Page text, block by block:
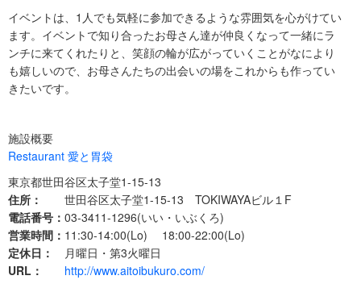
イベントは、1人でも気軽に参加できるような雰囲気を心がけてい
ます。イベントで知り合ったお母さん達が仲良くなって一緒にラ
ンチに来てくれたりと、笑顔の輪が広がっていくことがなにより
も嬉しいので、お母さんたちの出会いの場をこれからも作ってい
きたいです。
施設概要
Restaurant 愛と胃袋
東京都世田谷区太子堂1-15-13
住所：
世田谷区太子堂1-15-13 TOKIWAYAビル１F
電話番号： 03-3411-1296(いい・いぶくろ)
営業時間： 11:30-14:00(Lo) 18:00-22:00(Lo)
定休日：
月曜日・第3火曜日
URL：
http://www.aitoibukuro.com/